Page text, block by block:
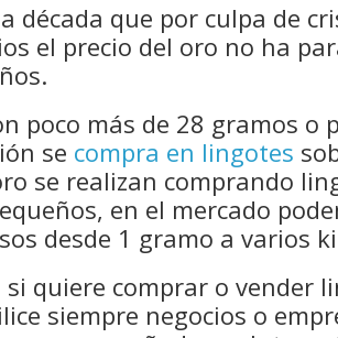
década que por culpa de
el precio del oro no ha
poco más de 28 gramos o
se compra en lingotes
se realizan comprando
en el mercado
desde 1 gramo a varios
quiere comprar o vender
siempre negocios o